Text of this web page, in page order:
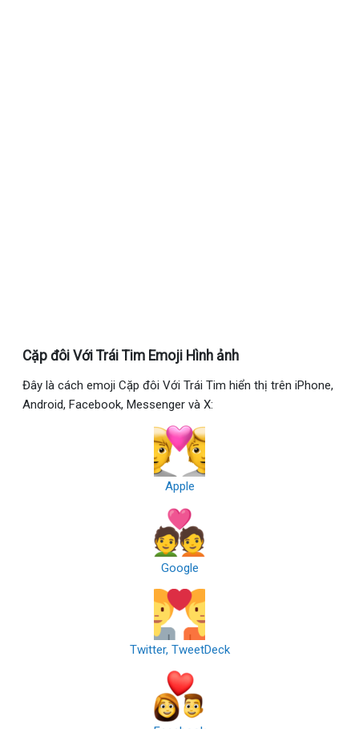
Cặp đôi Với Trái Tim Emoji Hình ảnh
Đây là cách emoji Cặp đôi Với Trái Tim hiển thị trên iPhone,
Android, Facebook, Messenger và X:
Apple
Google
Twitter, TweetDeck